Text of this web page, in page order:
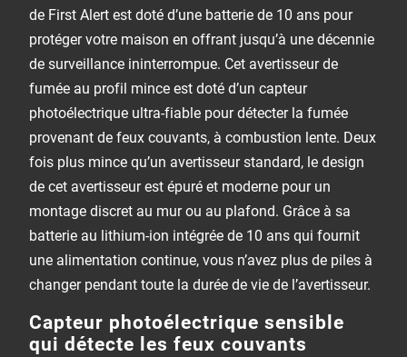
de First Alert est doté d’une batterie de 10 ans pour
protéger votre maison en offrant jusqu’à une décennie
de surveillance ininterrompue. Cet avertisseur de
fumée au profil mince est doté d’un capteur
photoélectrique ultra-fiable pour détecter la fumée
provenant de feux couvants, à combustion lente. Deux
fois plus mince qu’un avertisseur standard, le design
de cet avertisseur est épuré et moderne pour un
montage discret au mur ou au plafond. Grâce à sa
batterie au lithium-ion intégrée de 10 ans qui fournit
une alimentation continue, vous n’avez plus de piles à
changer pendant toute la durée de vie de l’avertisseur.
Capteur photoélectrique sensible
qui détecte les feux couvants